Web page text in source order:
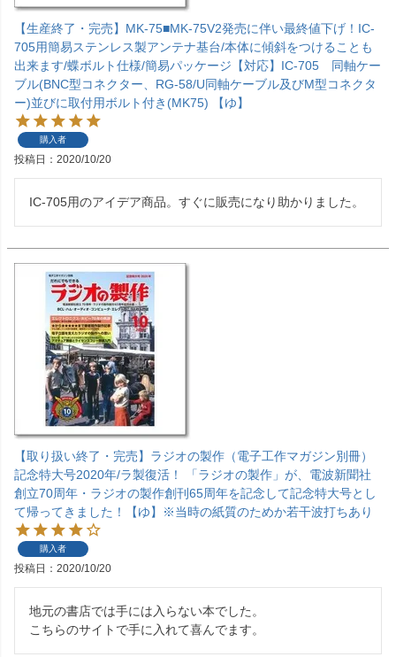
【生産終了・完売】MK-75■MK-75V2発売に伴い最終値下げ！IC-
705用簡易ステンレス製アンテナ基台/本体に傾斜をつけることも
出来ます/蝶ボルト仕様/簡易パッケージ【対応】IC-705 同軸ケー
ブル(BNC型コネクター、RG-58/U同軸ケーブル及びM型コネクタ
ー)並びに取付用ボルト付き(MK75) 【ゆ】
購入者
投稿日 2020/10/20
IC-705用のアイデア商品。すぐに販売になり助かりました。
【取り扱い終了・完売】ラジオの製作（電子工作マガジン別冊）
記念特大号2020年/ラ製復活！ 「ラジオの製作」が、電波新聞社
創立70周年・ラジオの製作創刊65周年を記念して記念特大号とし
て帰ってきました！【ゆ】※当時の紙質のためか若干波打ちあり
購入者
投稿日 2020/10/20
地元の書店では手には入らない本でした。
こちらのサイトで手に入れて喜んでます。